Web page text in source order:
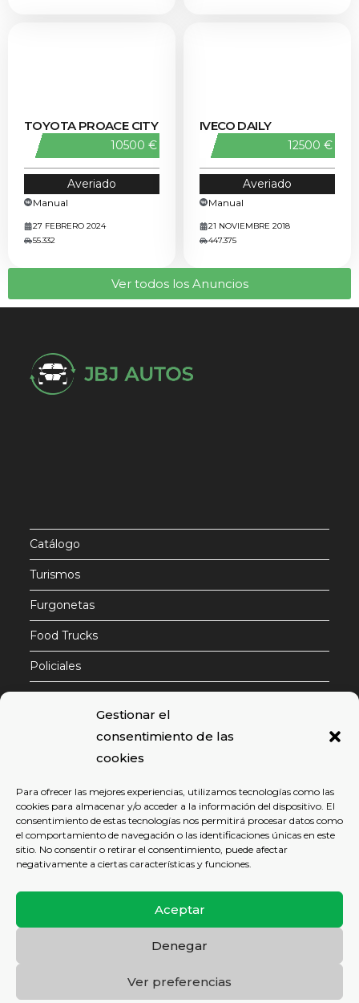
Gestionar el
consentimiento de las
cookies
Para ofrecer las mejores experiencias, utilizamos tecnologías como las
cookies para almacenar y/o acceder a la información del dispositivo. El
consentimiento de estas tecnologías nos permitirá procesar datos como
el comportamiento de navegación o las identificaciones únicas en este
sitio. No consentir o retirar el consentimiento, puede afectar
negativamente a ciertas características y funciones.
Aceptar
Denegar
Ver preferencias
TOYOTA PROACE CITY
10500 €
Averiado
Manual
27 FEBRERO 2024
55.332
IVECO DAILY
12500 €
Averiado
Manual
21 NOVIEMBRE 2018
447.375
Ver todos los Anuncios
Catálogo
Turismos
Furgonetas
Food Trucks
Policiales
Contactar
Para continuar es necesario aceptar nuestra política
de privacidad
POLÍTICA DE PRIVACIDAD